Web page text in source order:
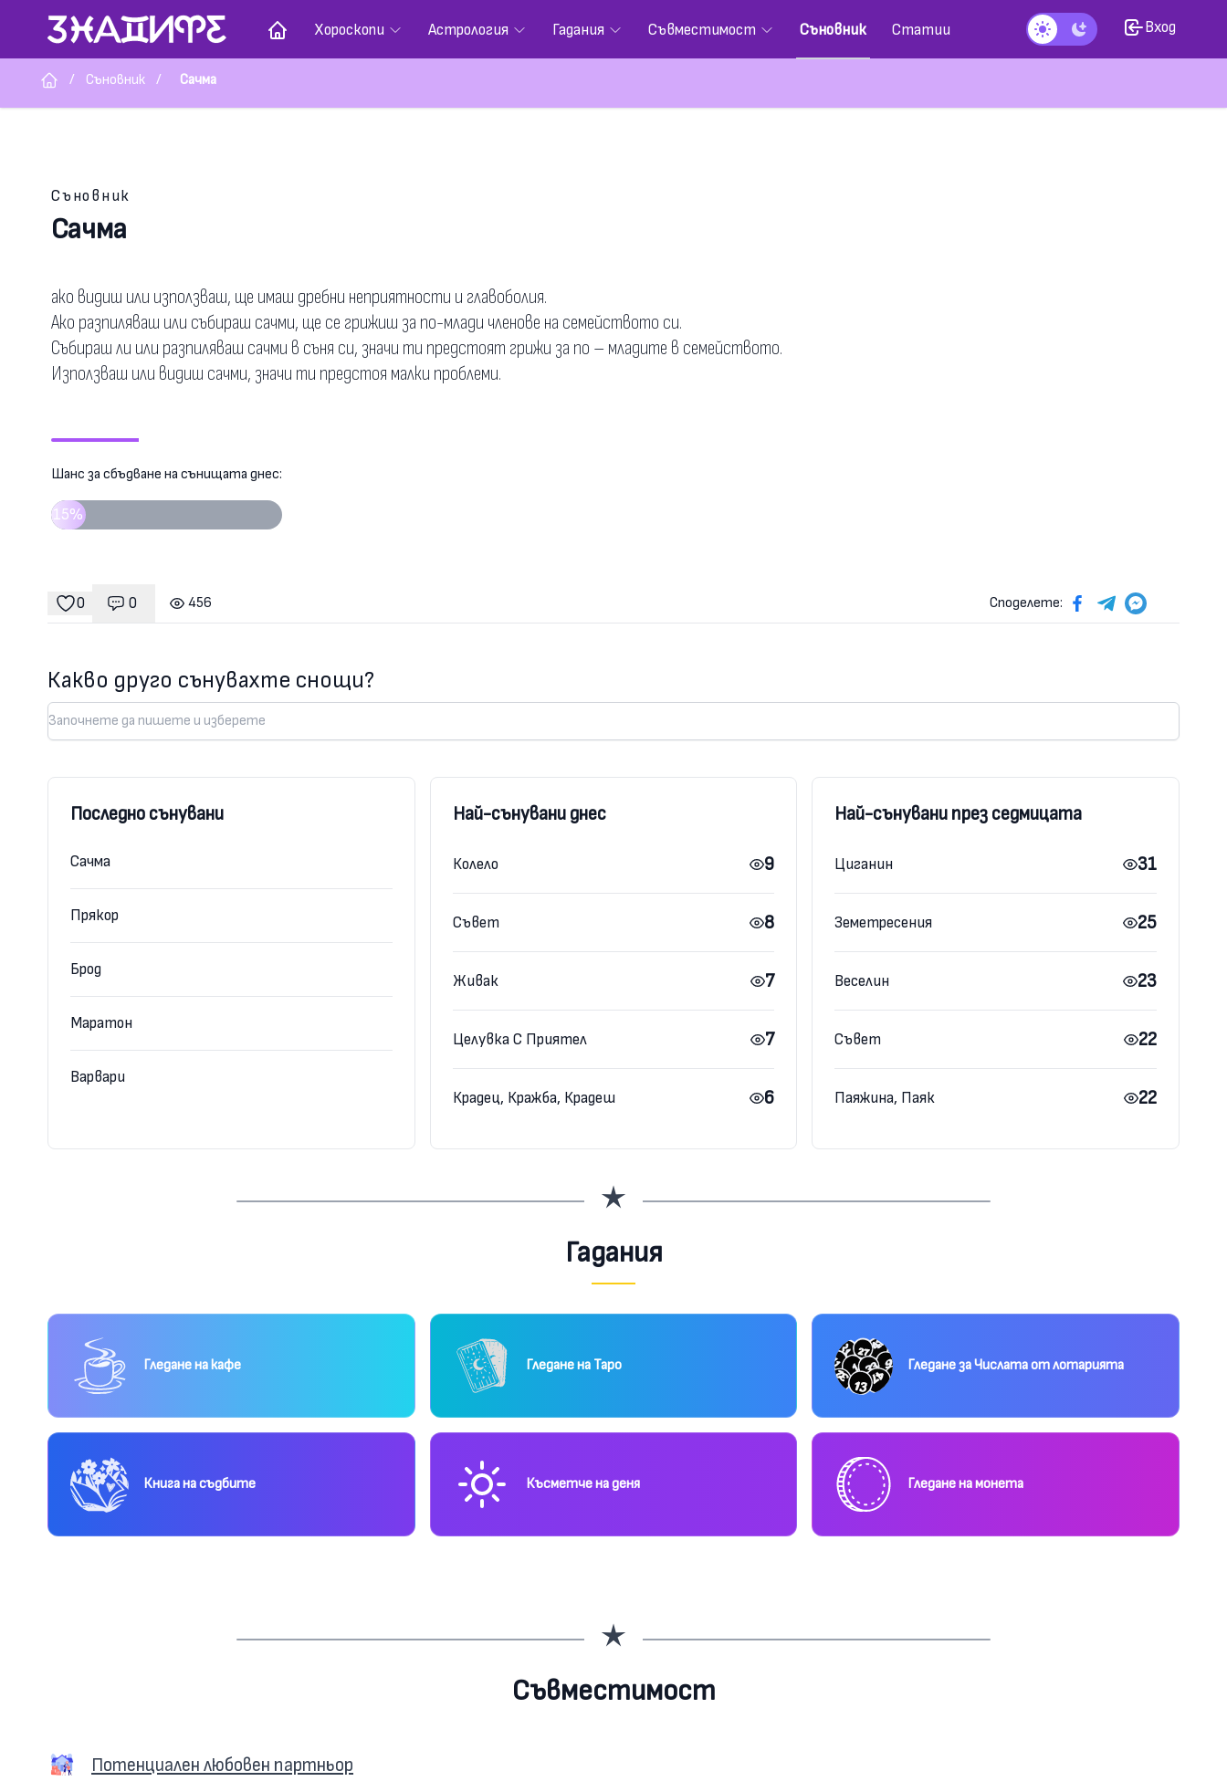
Хороскопи Астрология Гадания Съвместимост Съновник Статии Тъмен режим
Вход
/ Съновник / Сачма
Съновник
Сачма
ако видиш или използваш, ще имаш дребни неприятности и главоболия.
Ако разпиляваш или събираш сачми, ще се грижиш за по-млади членове на семейството си.
Събираш ли или разпиляваш сачми в съня си, значи ти предстоят грижи за по – младите в семейството.
Използваш или видиш сачми, значи ти предстоя малки проблеми.
Шанс за сбъдване на сънищата днес:
15%
0
харесвания
0
Коментари
456
гледания
Споделете:
Какво друго сънувахте снощи?
Последно сънувани
Сачма
Прякор
Брод
Маратон
Варвари
Най-сънувани днес
Колело 9
Съвет 8
Живак 7
Целувка С Приятел 7
Крадец, Кражба, Крадеш 6
Най-сънувани през седмицата
Циганин 31
Земетресения 25
Веселин 23
Съвет 22
Паяжина, Паяк 22
Гадания
Гледане на кафе Гледане на Таро Гледане за Числата от лотарията
Книга на съдбите Късметче на деня Гледане на монета
Съвместимост
Потенциален любовен партньор